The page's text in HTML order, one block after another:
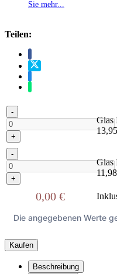
Sie mehr...
Teilen:
-
+
Glas
-
+
Glas
0,00 €
Die angegebenen Werte
Kaufen
Beschreibung